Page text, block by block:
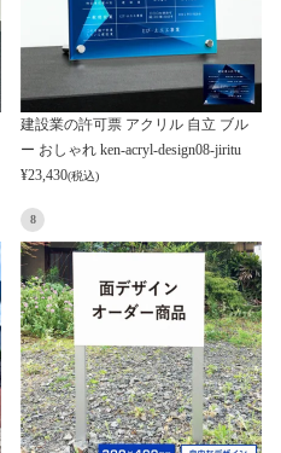
建設業の許可票 アクリル 自立 ブル
ー おしゃれ ken-acryl-design08-jiritu
¥23,430(税込)
8